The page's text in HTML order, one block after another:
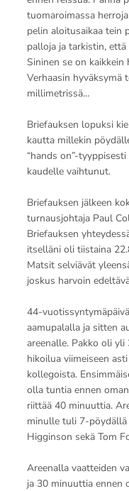
tuomaroimassa
pelin aloitusaikaa tein
palloja ja tarkistin,
Sininen se on kaikkein
Verhaasin hyväksymä
millimetrissä…
Briefauksen lopuksi
kautta millekin
“hands on”-
kaudelle vaihtunut.
Briefauksen jälkeen
turnausjohtaja Paul
Briefauksen
itselläni oli tiistaina
Matsit selviävät
joskus harvoin
44-
aamupalalla ja sitten
areenalle. Pakko oli
hikoilua viimeiseen
kollegoista.
olla tuntia ennen
riittää 40 minuuttia.
minulle tuli 7-
Higginson sekä Tom
Areenalla vaatteiden
ja 30 minuuttia ennen